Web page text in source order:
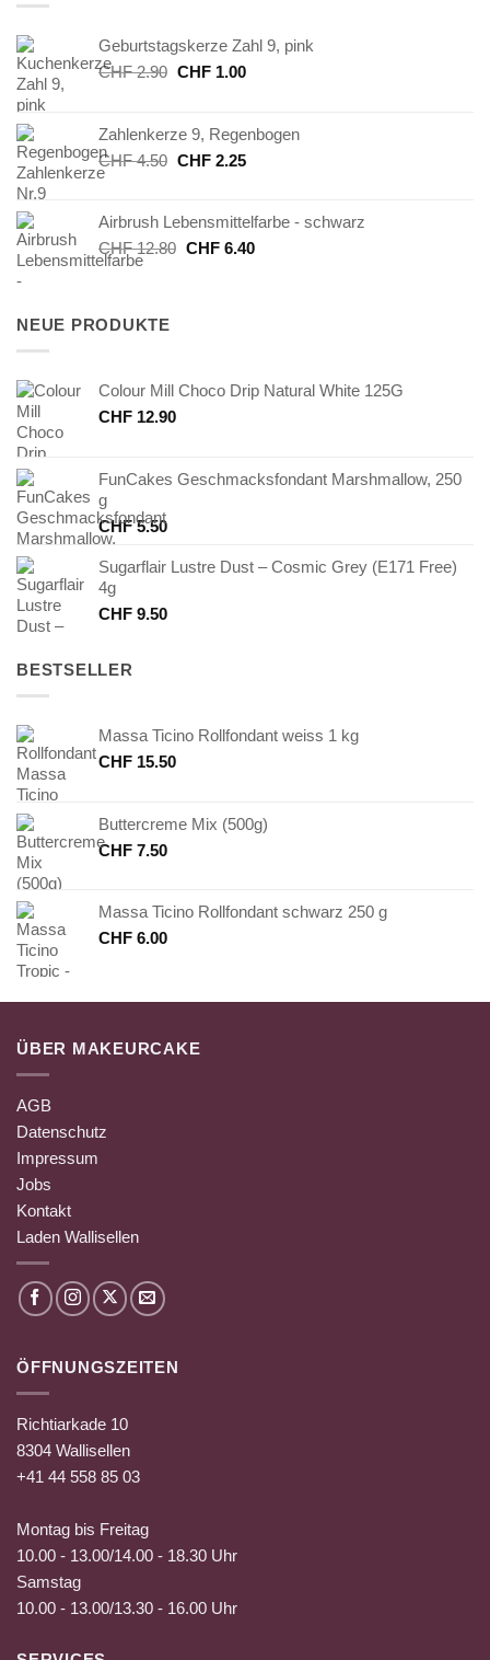
Geburtstagskerze Zahl 9, pink
CHF2.90 Ursprünglicher
CHF 2.90
CHF1.00Aktueller
CHF 1.00.
Zahlenkerze 9, Regenbogen
CHF4.50 Ursprünglicher
CHF 4.50
CHF2.25Aktueller
CHF 2.25.
Airbrush Lebensmittelfarbe - schwarz
CHF12.80 Ursprünglicher
CHF6.40Aktueller
NEUE PRODUKTE
Colour Mill Choco Drip Natural White 125G
CHF 12.90
FunCakes Geschmacksfondant Marshmallow, 250
g
CHF5.50
Sugarflair Lustre Dust – Cosmic Grey (E171 Free)
4g
CHF 9.50
BESTSELLER
Massa Ticino Rollfondant weiss 1 kg
CHF 15.50
Buttercreme Mix (500g)
CHF 7.50
Massa Ticino Rollfondant schwarz 250 g
CHF 6.00
ÜBER MAKEURCAKE
AGB
Datenschutz
Impressum
Jobs
Kontakt
Laden Wallisellen
ÖFFNUNGSZEITEN
Richtiarkade 10
8304 Wallisellen
+41 44 558 85 03
Montag bis Freitag
10.00 - 13.00/14.00 - 18.30 Uhr
Samstag
10.00 - 13.00/13.30 - 16.00 Uhr